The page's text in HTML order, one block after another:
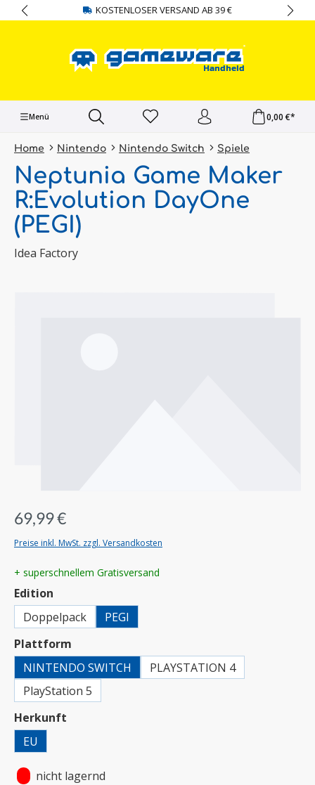
springen KOSTENLOSER VERSAND AB 39 €
Menü 0,00 €*
Home Nintendo Nintendo Switch Spiele
Neptunia Game Maker
R:Evolution DayOne
(PEGI)
Idea Factory
69,99 €
Preise inkl. MwSt. zzgl. Versandkosten
+ superschnellem Gratisversand
Edition
Doppelpack
PEGI
Plattform
NINTENDO SWITCH
PLAYSTATION 4
PlayStation 5
Herkunft
EU
nicht lagernd